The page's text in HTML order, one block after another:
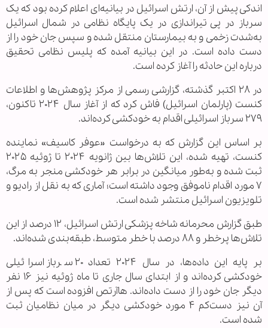
اندکی پیش از آن، ارتش اسرائیل در بیانیه‌ای اعلام کرده بود که یک
سرباز در پی تیراندازی در یک پایگاه نظامی در شمال اسرائیل
به‌شدت زخمی و به بیمارستان منتقل شده و سپس جان خود را از
دست داده است. در این بیانیه آمده که پلیس نظامی تحقیق
درباره این حادثه را آغاز کرده است.
در ۲۸ اکتبر گذشته، گزارشی رسمی از مرکز پژوهش‌ها و اطلاعات
کنست (پارلمان اسرائیل) فاش کرد که از آغاز سال ۲۰۲۴ تاکنون،
۲۷۹ سرباز اسرائیلی اقدام به خودکشی کرده‌اند.
بر اساس این گزارش که به درخواست «عوفر کاسیف» نماینده
کنست، تهیه شده، این تلاش‌ها بین ژانویه ۲۰۲۴ تا ژوئیه ۲۰۲۵
ثبت شده و به‌طور میانگین در برابر هر خودکشی منجر به مرگ،
۷ مورد اقدام ناموفق وجود داشته است؛ آماری که به نقل از رادیو و
تلویزیون اسرائیل منتشر شده است.
طبق گزارش محرمانه شاخه پزشکی ارتش اسرائیل، ۱۲ درصد از این
تلاش‌ها پرخطر و ۸۸ درصد با خطر متوسط، طبقه‌بندی شده‌اند.
بر پایه این داده‌ها، در سال ۲۰۲۴ تعداد ۲۰ سرباز اسرائیلی
خودکشی کرده‌اند و از ابتدای سال جاری تا ماه ژوئیه نیز ۱۶ نفر
دیگر جان خود را از دست داده‌اند. هاآرتص افزوده است که پس از
آن نیز دست‌کم ۴ مورد خودکشی دیگر در میان نظامیان ثبت
شده است.